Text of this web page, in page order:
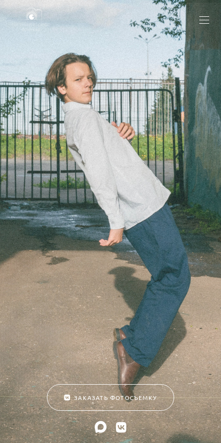
ЗАКАЗАТЬ ФОТОСЪЕМКУ